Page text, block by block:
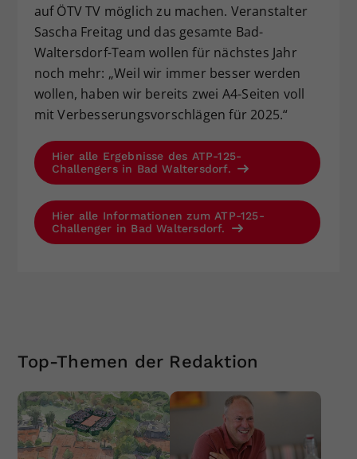
auf ÖTV TV möglich zu machen. Veranstalter
Sascha Freitag und das gesamte Bad-
Waltersdorf-Team wollen für nächstes Jahr
noch mehr: „Weil wir immer besser werden
wollen, haben wir bereits zwei A4-Seiten voll
mit Verbesserungsvorschlägen für 2025.“
Hier alle Ergebnisse des ATP-125-
Challengers in Bad Waltersdorf.
Hier alle Informationen zum ATP-125-
Challenger in Bad Waltersdorf.
Top-Themen der Redaktion